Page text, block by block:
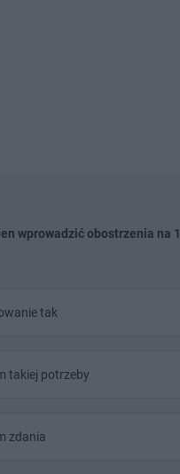
wprowadzić obostrzenia na 1
tak
takiej potrzeby
zdania